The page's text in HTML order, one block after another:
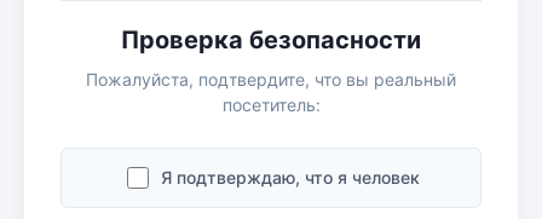
Проверка безопасности
Пожалуйста, подтвердите, что вы реальный
посетитель:
Я подтверждаю, что я человек